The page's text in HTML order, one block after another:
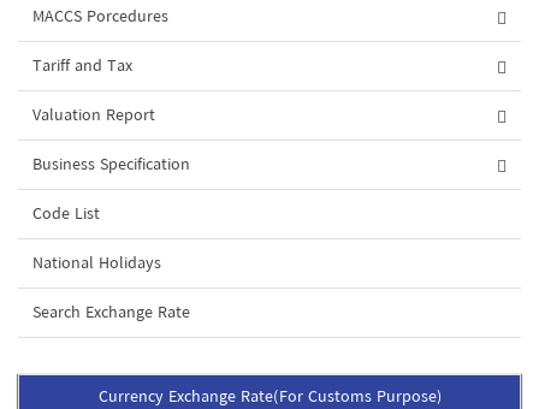
MACCS Porcedures
Tariff and Tax
Valuation Report
Business Specification
Code List
National Holidays
Search Exchange Rate
Currency Exchange Rate(For Customs Purpose)